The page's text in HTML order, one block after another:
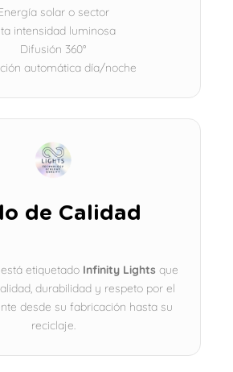
solar o sector
intensidad luminosa
Difusión 360°
automática día/noche
de Calidad
etiquetado Infinity Lights que
durabilidad y respeto por el
desde su fabricación hasta su
reciclaje.